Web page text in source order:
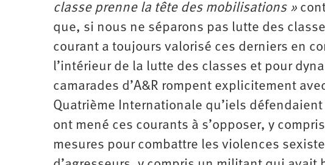
classe prenne la tête des mobilisations »
que, si nous ne séparons pas lutte des
courant a toujours valorisé ces derniers en
l’intérieur de la lutte des classes et pour
camarades d’A&R rompent explicitement
Quatrième Internationale qu’iels
ont mené ces courants à s’opposer, y
mesures pour combattre les violences